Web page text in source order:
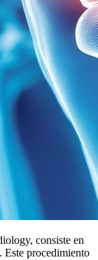
consiste en
Este procedimiento